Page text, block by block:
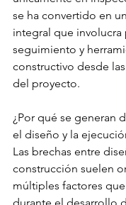
se ha convertido en
integral que involucra
seguimiento y
constructivo desde
del proyecto.
¿Por qué se generan
el diseño y la
Las brechas entre
construcción suelen
múltiples factores